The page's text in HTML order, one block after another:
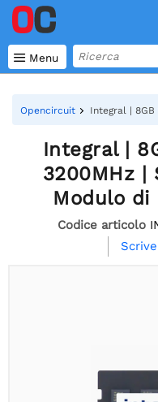
 Menu
Opencircuit Integral | 8GB
Integral |
3200MHz |
Modulo di
Codice articolo